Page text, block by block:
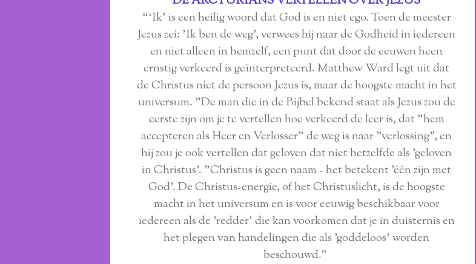
“‘Ik’ is een heilig woord dat God is en niet ego. Toen de meester
Jezus zei: 'Ik ben de weg', verwees hij naar de Godheid in iedereen
en niet alleen in hemzelf, een punt dat door de eeuwen heen
ernstig verkeerd is geïnterpreteerd. Matthew Ward legt uit dat
de Christus niet de persoon Jezus is, maar de hoogste macht in het
universum. "De man die in de Bijbel bekend staat als Jezus zou de
eerste zijn om je te vertellen hoe verkeerd de leer is, dat "hem
accepteren als Heer en Verlosser" de weg is naar "verlossing", en
hij zou je ook vertellen dat geloven dat niet hetzelfde als 'geloven
in Christus'. "Christus is geen naam - het betekent 'één zijn met
God'. De Christus-energie, of het Christuslicht, is de hoogste
macht in het universum en is voor eeuwig beschikbaar voor
iedereen als de 'redder' die kan voorkomen dat je in duisternis en
het plegen van handelingen die als 'goddeloos' worden
beschouwd.”